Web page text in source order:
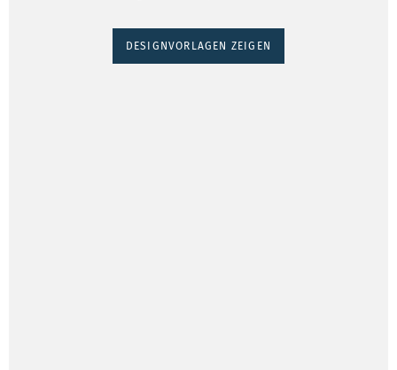
DESIGNVORLAGEN ZEIGEN